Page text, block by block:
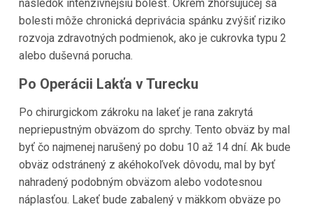
následok intenzívnejšiu bolesť. Okrem zhoršujúcej sa
bolesti môže chronická deprivácia spánku zvýšiť riziko
rozvoja zdravotných podmienok, ako je cukrovka typu 2
alebo duševná porucha.
Po Operácii Lakťa v Turecku
Po chirurgickom zákroku na lakeť je rana zakrytá
nepriepustným obväzom do sprchy. Tento obväz by mal
byť čo najmenej narušený po dobu 10 až 14 dní. Ak bude
obväz odstránený z akéhokoľvek dôvodu, mal by byť
nahradený podobným obväzom alebo vodotesnou
náplasťou. Lakeť bude zabalený v mäkkom obväze po